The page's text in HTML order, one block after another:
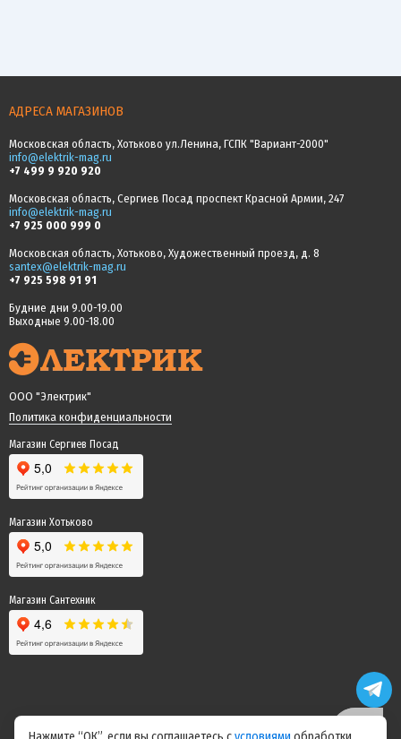
АДРЕСА МАГАЗИНОВ
Московская область, Хотьково ул.Ленина, ГСПК "Вариант-2000"
info@elektrik-mag.ru
+7 499 9 920 920
Московская область, Сергиев Посад проспект Красной Армии, 247
info@elektrik-mag.ru
+7 925 000 999 0
Московская область, Хотьково, Художественный проезд, д. 8
santex@elektrik-mag.ru
+7 925 598 91 91
Будние дни 9.00-19.00
Выходные 9.00-18.00
ООО "Электрик"
Политика конфиденциальности
Магазин Сергиев Посад
Магазин Хотьково
Магазин Сантехник